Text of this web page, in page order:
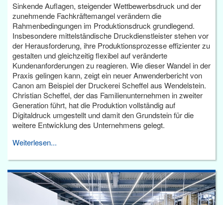
Sinkende Auflagen, steigender Wettbewerbsdruck und der
zunehmende Fachkräftemangel verändern die
Rahmenbedingungen im Produktionsdruck grundlegend.
Insbesondere mittelständische Druckdienstleister stehen vor
der Herausforderung, ihre Produktionsprozesse effizienter zu
gestalten und gleichzeitig flexibel auf veränderte
Kundenanforderungen zu reagieren. Wie dieser Wandel in der
Praxis gelingen kann, zeigt ein neuer Anwenderbericht von
Canon am Beispiel der Druckerei Scheffel aus Wendelstein.
Christian Scheffel, der das Familienunternehmen in zweiter
Generation führt, hat die Produktion vollständig auf
Digitaldruck umgestellt und damit den Grundstein für die
weitere Entwicklung des Unternehmens gelegt.
Weiterlesen...